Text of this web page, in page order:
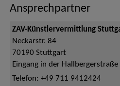
Ansprechpartner
ZAV-Künstlervermittlung
Neckarstr. 84
70190 Stuttgart
Eingang in der Hallbergerstraße
Telefon: +49 711 9412424